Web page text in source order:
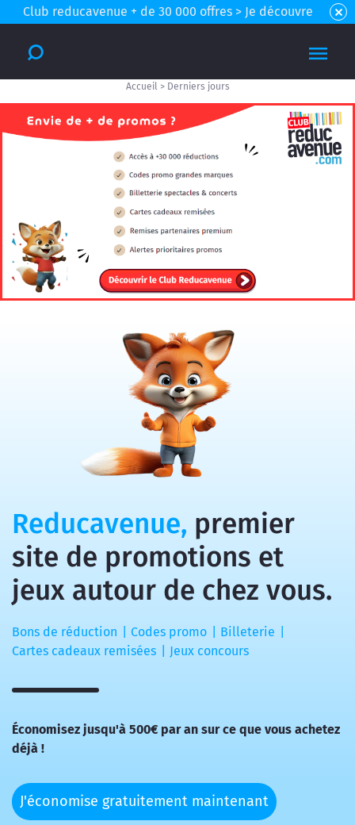
Club reducavenue + de 30 000 offres > Je découvre
Accueil > Derniers jours
Reducavenue, premier
site de promotions et
jeux autour de chez vous.
Bons de réduction Codes promo
Billeterie
Cartes cadeaux remisées
Jeux concours
Économisez jusqu'à 500€ par an sur ce que vous achetez
déjà !
J'économise gratuitement maintenant